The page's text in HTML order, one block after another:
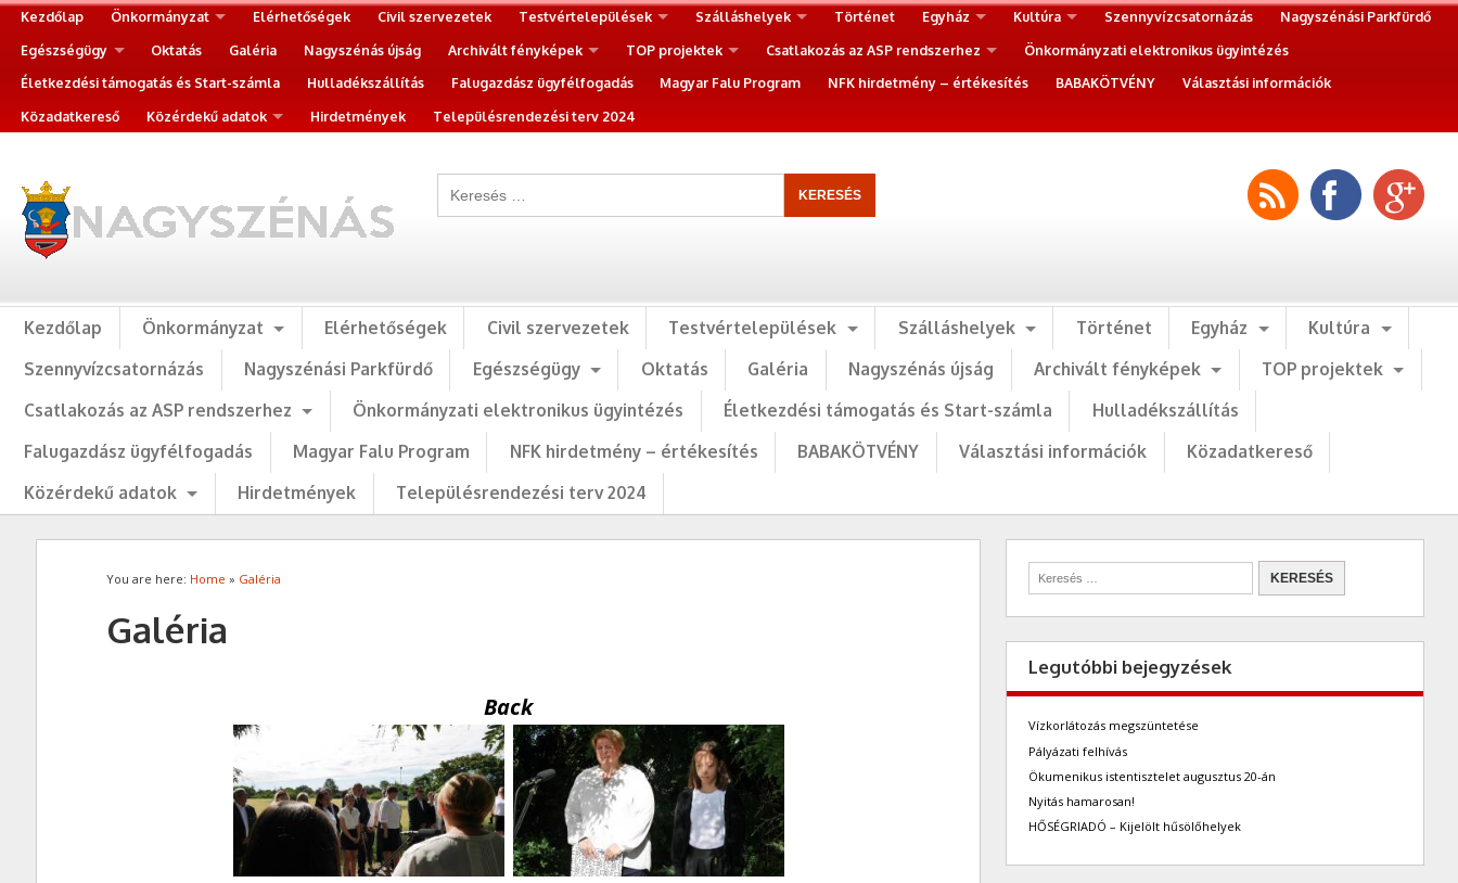
Kezdőlap Önkormányzat Elérhetőségek Civil szervezetek Testvértelepülések Szálláshelyek Történet Egyház Kultúra Szennyvízcsatornázás
Nagyszénási Parkfürdő
Egészségügy
Oktatás Galéria Nagyszénás újság Archivált fényképek TOP projektek Csatlakozás az ASP rendszerhez
Önkormányzati elektronikus ügyintézés
Életkezdési támogatás és Start-számla
Hulladékszállítás Falugazdász ügyfélfogadás Magyar Falu Program NFK hirdetmény – értékesítés BABAKÖTVÉNY
Választási információk
Közadatkereső
Közérdekű adatok Hirdetmények Településrendezési terv 2024
Kezdőlap Önkormányzat Elérhetőségek Civil szervezetek Testvértelepülések Szálláshelyek Történet Egyház
Kultúra
Szennyvízcsatornázás
Nagyszénási Parkfürdő Egészségügy Oktatás Galéria Nagyszénás újság Archivált fényképek
TOP projektek
Csatlakozás az ASP rendszerhez
Önkormányzati elektronikus ügyintézés Életkezdési támogatás és Start-számla
Hulladékszállítás
Falugazdász ügyfélfogadás
Magyar Falu Program NFK hirdetmény – értékesítés BABAKÖTVÉNY Választási információk
Közadatkereső
Közérdekű adatok
Hirdetmények Településrendezési terv 2024
You are here: Home » Galéria
Galéria
Back
Legutóbbi bejegyzések
Vízkorlátozás megszüntetése
Pályázati felhívás
Ökumenikus istentisztelet augusztus 20-án
Nyitás hamarosan!
HŐSÉGRIADÓ – Kijelölt hűsölőhelyek